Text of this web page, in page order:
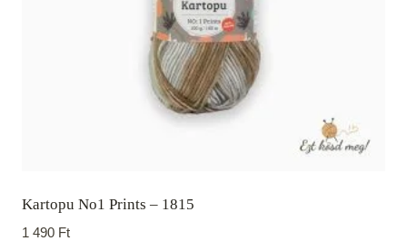
Kartopu No1 Prints – 1815
1 490 Ft